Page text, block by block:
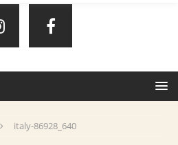
italy-86928_640